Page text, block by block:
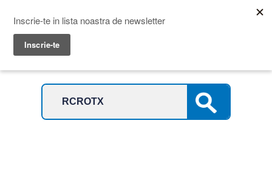
Menu
Prime Transaction